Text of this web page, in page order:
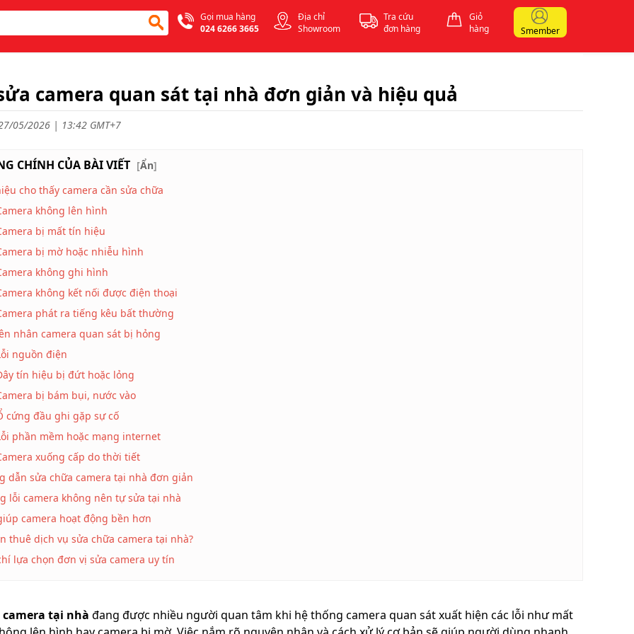
Gọi mua hàng
024 6266 3665
Địa chỉ
Showroom
Tra cứu
đơn hàng
Giỏ
hàng
Smember
camera quan sát tại nhà đơn giản và hiệu quả
05/2026 | 13:42 GMT+7
CHÍNH CỦA BÀI VIẾT [Ẩn]
cho thấy camera cần sửa chữa
không lên hình
bị mất tín hiệu
bị mờ hoặc nhiễu hình
không ghi hình
không kết nối được điện thoại
phát ra tiếng kêu bất thường
nhân camera quan sát bị hỏng
nguồn điện
tín hiệu bị đứt hoặc lỏng
bị bám bụi, nước vào
cứng đầu ghi gặp sự cố
phần mềm hoặc mạng internet
xuống cấp do thời tiết
dẫn sửa chữa camera tại nhà đơn giản
lỗi camera không nên tự sửa tại nhà
camera hoạt động bền hơn
thuê dịch vụ sửa chữa camera tại nhà?
lựa chọn đơn vị sửa camera uy tín
tại nhà đang được nhiều người quan tâm khi hệ thống camera quan sát xuất hiện các lỗi như mất